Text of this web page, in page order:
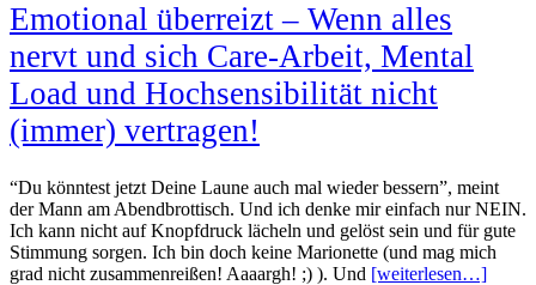
Emotional überreizt – Wenn alles
nervt und sich Care-Arbeit, Mental
Load und Hochsensibilität nicht
(immer) vertragen!
“Du könntest jetzt Deine Laune auch mal wieder bessern”, meint
der Mann am Abendbrottisch. Und ich denke mir einfach nur NEIN.
Ich kann nicht auf Knopfdruck lächeln und gelöst sein und für gute
Stimmung sorgen. Ich bin doch keine Marionette (und mag mich
grad nicht zusammenreißen! Aaaargh! ;) ). Und [weiterlesen…]